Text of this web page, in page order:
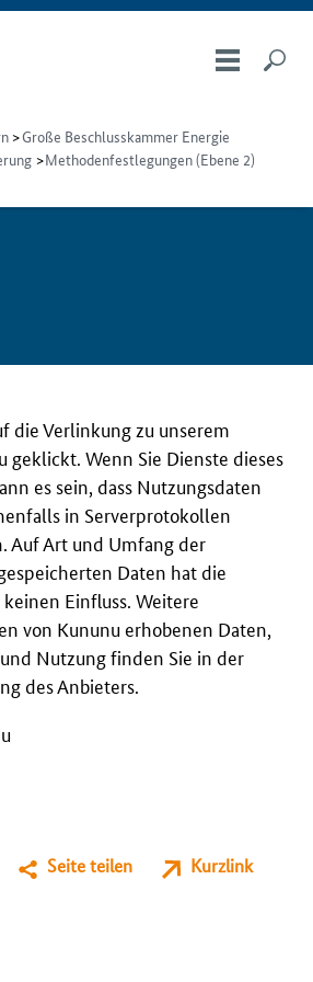
Große Beschlusskammer Energie
Methodenfestlegungen (Ebene 2)
die Verlinkung zu unserem
geklickt. Wenn Sie Dienste dieses
es sein, dass Nutzungsdaten
in Serverprotokollen
Auf Art und Umfang der
Daten hat die
Einfluss. Weitere
von Kununu erhobenen Daten,
Nutzung finden Sie in der
des Anbieters.
Seite teilen Kurzlink